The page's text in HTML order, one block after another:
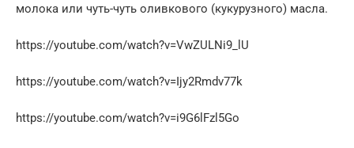
молока или чуть-чуть оливкового (кукурузного) масла.
https://youtube.com/watch?v=VwZULNi9_lU
https://youtube.com/watch?v=Ijy2Rmdv77k
https://youtube.com/watch?v=i9G6lFzl5Go